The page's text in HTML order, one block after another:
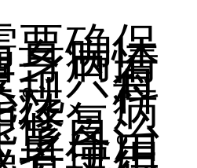
确保
身病情
。只有
规、科
疗，病
修复。
盲目治
者使用